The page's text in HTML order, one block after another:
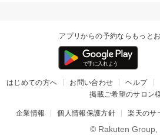
アプリからの予約ならもっと
はじめての方へ お問い合わせ ヘルプ
掲載ご希望のサロン
企業情報 個人情報保護方針 楽天のサ
© Rakuten Group,